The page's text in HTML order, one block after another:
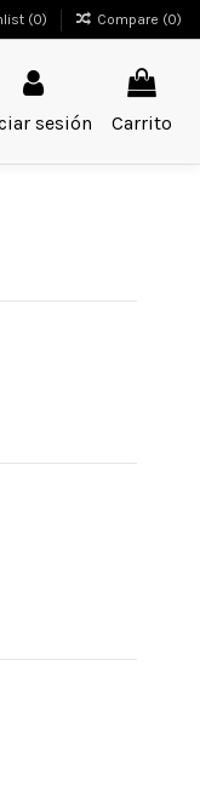
(0) Compare (0)
sesión Carrito